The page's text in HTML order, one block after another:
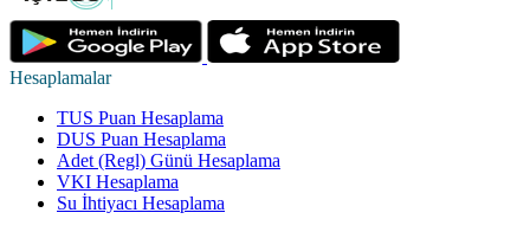
Hesaplamalar
TUS Puan Hesaplama
DUS Puan Hesaplama
Adet (Regl) Günü Hesaplama
VKI Hesaplama
Su İhtiyacı Hesaplama